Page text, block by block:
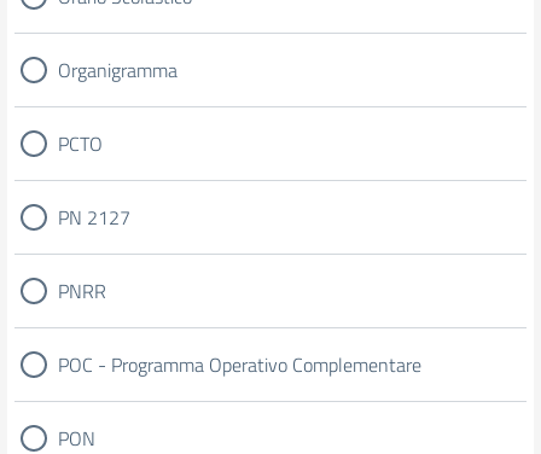
Organigramma
PCTO
PN 2127
PNRR
POC - Programma Operativo Complementare
PON